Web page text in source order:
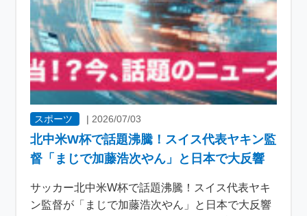
スポーツ | 2026/07/03
北中米W杯で話題沸騰！スイス代表ヤキン監
督「まじで加藤浩次やん」と日本で大反響
サッカー北中米W杯で話題沸騰！スイス代表ヤキ
ン監督が「まじで加藤浩次やん」と日本で大反響